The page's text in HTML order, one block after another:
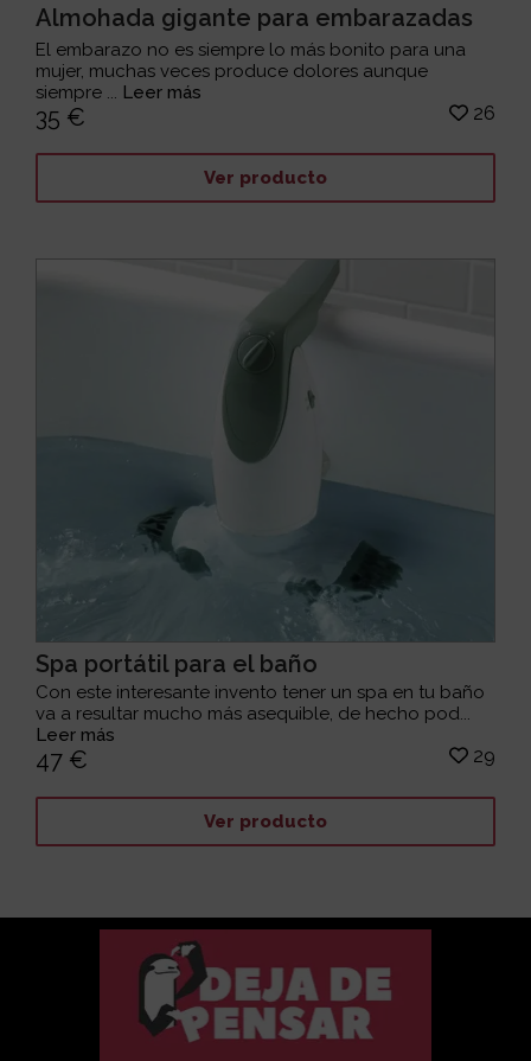
Almohada gigante para embarazadas
El embarazo no es siempre lo más bonito para una
mujer, muchas veces produce dolores aunque
siempre ... Leer más
35 € 26
Ver producto
Spa portátil para el baño
Con este interesante invento tener un spa en tu baño
va a resultar mucho más asequible, de hecho pod...
Leer más
47 € 29
Ver producto